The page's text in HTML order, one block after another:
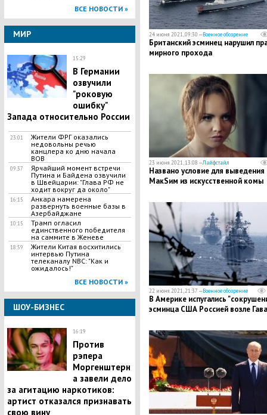
ВСЕ НОВОСТИ »
МИР
15:29
В Германии
озвучили
"роковую
ошибку"
Запада относительно России
23:01
Жители ФРГ оказались
недовольны речью
канцлера ко дню начала
ВОВ
09:37
Ярчайший момент встречи
Путина и Байдена озвучили
в Швейцарии: "Глава РФ не
ходит вокруг да около"
16:15
Анкара намерена
развернуть военные базы в
Азербайджане
10:15
Трамп огласил
единственного победителя
на саммите в Женеве
18:59
Жители Китая восхитились
интервью Путина
телеканалу NBC: "Как и
ожидалось!"
ВСЕ НОВОСТИ »
ШОУ-БИЗНЕС
16:19
Против
рэпера
Моргенштерн
а завели дело
за агитацию наркотиков:
артист отказался признавать
свою вину
24 июня 2021, 09:30 —Военное обозрение
Британский эсминец нарушил
мирного прохода
23 июня 2021, 13:08 —Лайфстайл
Названо условие для выведения
МакSим из искусственной комы
22 июня 2021, 21:37 —Военное обозрение
В Америке испугались
эсминца США Россией возле